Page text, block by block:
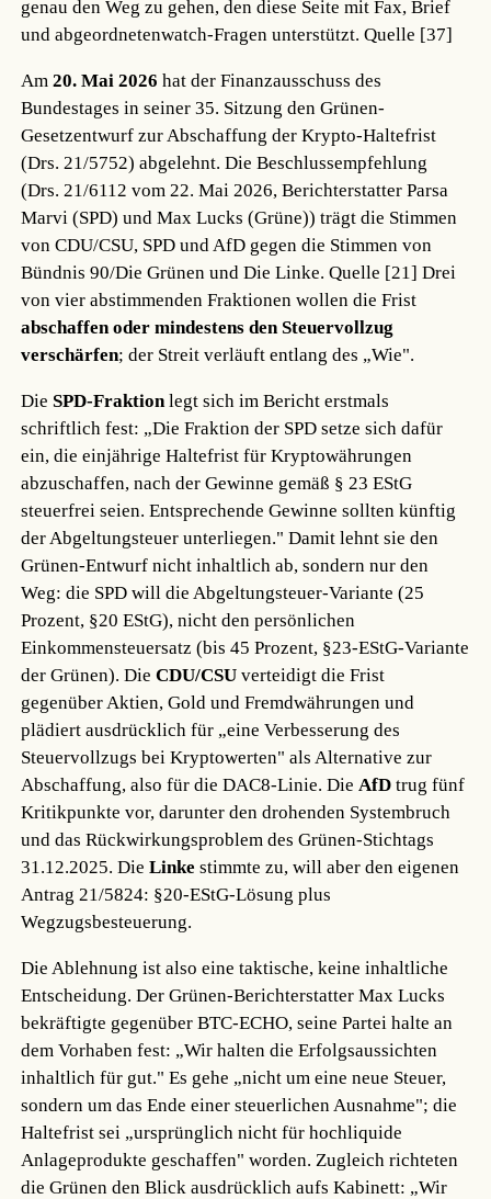
genau den Weg zu gehen, den diese Seite mit Fax, Brief
und abgeordnetenwatch-Fragen unterstützt.Quelle [37]
Am20. Mai 2026 hat der Finanzausschuss des
Bundestages in seiner 35. Sitzung den Grünen-
Gesetzentwurf zur Abschaffung der Krypto-Haltefrist
(Drs. 21/5752) abgelehnt. Die Beschlussempfehlung
(Drs. 21/6112 vom 22. Mai 2026, Berichterstatter Parsa
Marvi (SPD) und Max Lucks (Grüne)) trägt die Stimmen
von CDU/CSU, SPD und AfD gegen die Stimmen von
Bündnis 90/Die Grünen und Die Linke.Quelle [21] Drei
von vier abstimmenden Fraktionen wollen die Frist
abschaffen oder mindestens den Steuervollzug
verschärfen; der Streit verläuft entlang des „Wie".
DieSPD-Fraktion legt sich im Bericht erstmals
schriftlich fest: „Die Fraktion der SPD setze sich dafür
ein, die einjährige Haltefrist für Kryptowährungen
abzuschaffen, nach der Gewinne gemäß § 23 EStG
steuerfrei seien. Entsprechende Gewinne sollten künftig
der Abgeltungsteuer unterliegen." Damit lehnt sie den
Grünen-Entwurf nicht inhaltlich ab, sondern nur den
Weg: die SPD will die Abgeltungsteuer-Variante (25
Prozent, §20 EStG), nicht den persönlichen
Einkommensteuersatz (bis 45 Prozent, §23-EStG-Variante
der Grünen). DieCDU/CSU verteidigt die Frist
gegenüber Aktien, Gold und Fremdwährungen und
plädiert ausdrücklich für „eine Verbesserung des
Steuervollzugs bei Kryptowerten" als Alternative zur
Abschaffung, also für die DAC8-Linie. Die AfD trug fünf
Kritikpunkte vor, darunter den drohenden Systembruch
und das Rückwirkungsproblem des Grünen-Stichtags
31.12.2025. DieLinke stimmte zu, will aber den eigenen
Antrag 21/5824: §20-EStG-Lösung plus
Wegzugsbesteuerung.
Die Ablehnung ist also eine taktische, keine inhaltliche
Entscheidung. Der Grünen-Berichterstatter Max Lucks
bekräftigte gegenüber BTC-ECHO, seine Partei halte an
dem Vorhaben fest: „Wir halten die Erfolgsaussichten
inhaltlich für gut." Es gehe „nicht um eine neue Steuer,
sondern um das Ende einer steuerlichen Ausnahme"; die
Haltefrist sei „ursprünglich nicht für hochliquide
Anlageprodukte geschaffen" worden. Zugleich richteten
die Grünen den Blick ausdrücklich aufs Kabinett: „Wir